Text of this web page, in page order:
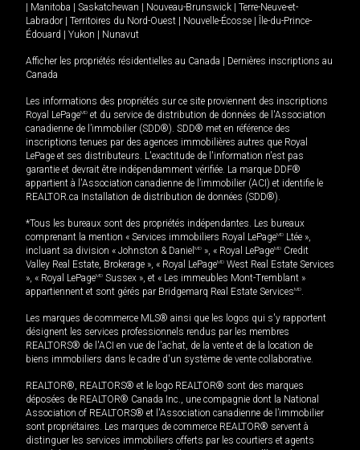
| Manitoba | Saskatchewan | Nouveau-Brunswick | Terre-Neuve-et-
Labrador | Territoires du Nord-Ouest | Nouvelle-Écosse | Île-du-Prince-
Édouard | Yukon | Nunavut
Afficher les propriétés résidentielles au Canada | Dernières inscriptions au
Canada
Les informations des propriétés sur ce site proviennent des inscriptions
Royal LePageMD et du service de distribution de données de l'Association
canadienne de l’immobilier (SDD®). SDD® met en référence des
inscriptions tenues par des agences immobilières autres que Royal
LePage et ses distributeurs. L'exactitude de l'information n'est pas
garantie et devrait être indépendamment vérifiée. La marque DDF®
appartient à l'Association canadienne de l’immobilier (ACI) et identifie le
REALTOR.ca Installation de distribution de données (SDD®).
*Tous les bureaux sont des propriétés indépendantes. Les bureaux
comprenant la mention « Services immobiliers Royal LePageMD Ltée »,
incluant sa division « Johnston & Daniel MD », « Royal LePageMD Credit
Valley Real Estate, Brokerage », « Royal LePageMD West Real Estate Services
», « Royal LePageMD Sussex », et « Les immeubles Mont-Tremblant »
appartiennent et sont gérés par Bridgemarq Real Estate ServicesMD
Les marques de commerce MLS® ainsi que les logos qui s'y rapportent
désignent les services professionnels rendus par les membres
REALTORS® de l'ACI en vue de l'achat, de la vente et de la location de
biens immobiliers dans le cadre d'un système de vente collaborative.
REALTOR®, REALTORS® et le logo REALTOR® sont des marques
déposées de REALTOR® Canada Inc., une compagnie dont la National
Association of REALTORS® et l'Association canadienne de l’immobilier
sont propriétaires. Les marques de commerce REALTOR® servent à
distinguer les services immobiliers offerts par les courtiers et agents